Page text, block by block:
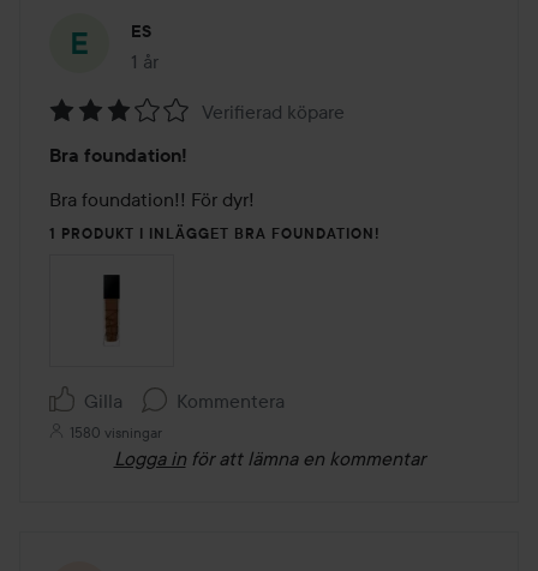
ES
1 år
Inlägget skapades 1 år
3
av
5
Verifierad köpare
Bra foundation!
Bra foundation!! För dyr!
1 PRODUKT I INLÄGGET BRA FOUNDATION!
Gilla Kommentera
1580 visningar
Logga in för att lämna en kommentar